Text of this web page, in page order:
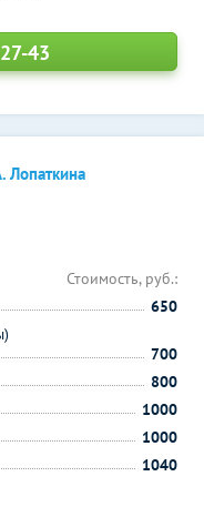
43
Лопаткина
Стоимость, руб.:
650
700
800
1000
1000
1040